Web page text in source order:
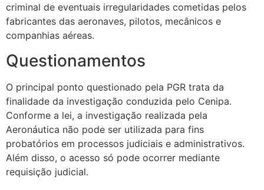
criminal de eventuais irregularidades cometidas pelos
fabricantes das aeronaves, pilotos, mecânicos e
companhias aéreas.
Questionamentos
O principal ponto questionado pela PGR trata da
finalidade da investigação conduzida pelo Cenipa.
Conforme a lei, a investigação realizada pela
Aeronáutica não pode ser utilizada para fins
probatórios em processos judiciais e administrativos.
Além disso, o acesso só pode ocorrer mediante
requisição judicial.